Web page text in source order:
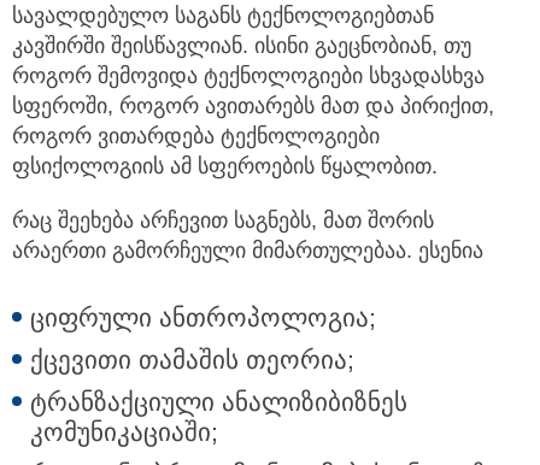
სავალდებულო საგანს ტექნოლოგიებთან
კავშირში შეისწავლიან. ისინი გაეცნობიან, თუ
როგორ შემოვიდა ტექნოლოგიები სხვადასხვა
სფეროში, როგორ ავითარებს მათ და პირიქით,
როგორ ვითარდება ტექნოლოგიები
ფსიქოლოგიის ამ სფეროების წყალობით.
რაც შეეხება არჩევით საგნებს, მათ შორის
არაერთი გამორჩეული მიმართულებაა. ესენია
ციფრული ანთროპოლოგია;
ქცევითი თამაშის თეორია;
ტრანზაქციული ანალიზიბიზნეს
კომუნიკაციაში;